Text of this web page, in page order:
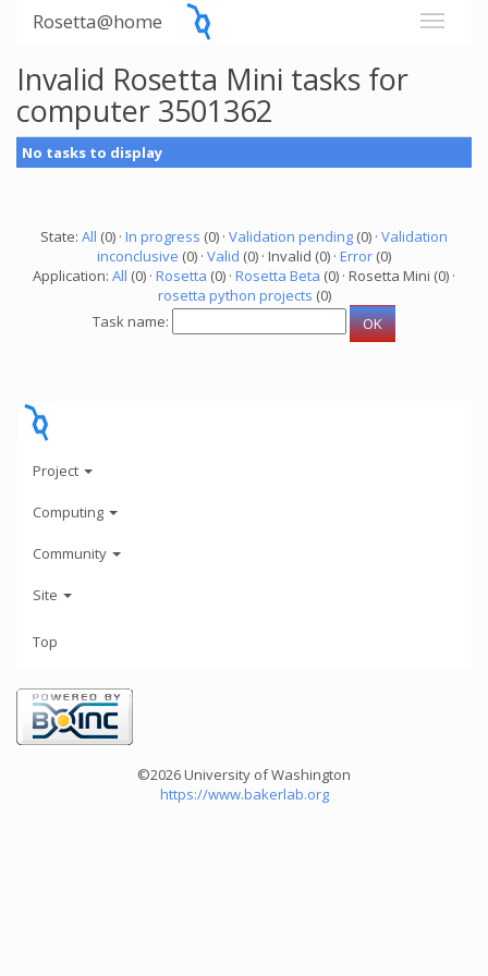
Rosetta@home
Invalid Rosetta Mini tasks for
computer 3501362
No tasks to display
State: All (0) · In progress (0) · Validation pending (0) · Validation
inconclusive (0) · Valid (0) · Invalid (0) · Error (0)
Application: All (0) · Rosetta (0) · Rosetta Beta (0) · Rosetta Mini (0) ·
rosetta python projects (0)
Task name:
Project
Computing
Community
Site
Top
©2026 University of Washington
https://www.bakerlab.org